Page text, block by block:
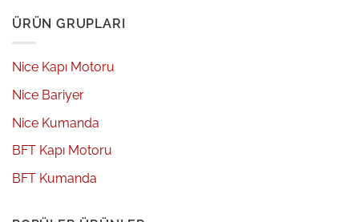
ÜRÜN GRUPLARI
Nice Kapı Motoru
Nice Bariyer
Nice Kumanda
BFT Kapı Motoru
BFT Kumanda